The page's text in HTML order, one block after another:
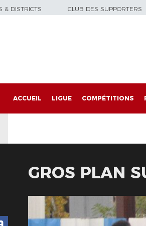
& DISTRICTS CLUB DES SUPPORTERS
ACCUEIL LIGUE COMPÉTITIONS
GROS PLAN